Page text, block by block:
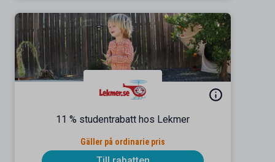
11 % studentrabatt hos Lekmer
Gäller på ordinarie pris